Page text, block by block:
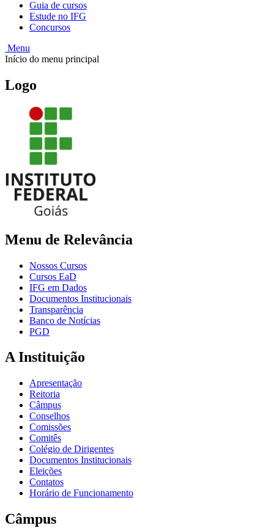
Guia de cursos
Estude no IFG
Concursos
Menu
Início do menu principal
Logo
Menu de Relevância
Nossos Cursos
Cursos EaD
IFG em Dados
Documentos Institucionais
Transparência
Banco de Notícias
PGD
A Instituição
Apresentação
Reitoria
Câmpus
Conselhos
Comissões
Comitês
Colégio de Dirigentes
Documentos Institucionais
Eleições
Contatos
Horário de Funcionamento
Câmpus